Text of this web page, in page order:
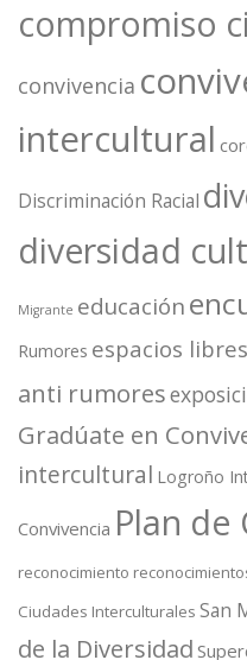
compromiso
convivencia
intercultural
Discriminación Racial
diversidad
Migrante educación
Rumores espacios
anti rumores
Gradúate en
intercultural Logroño
Convivencia Plan de
reconocimiento
Ciudades Interculturales San
de la Diversidad